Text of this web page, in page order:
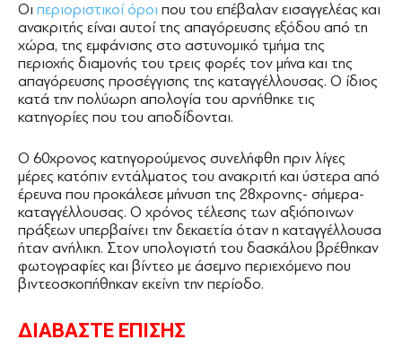
Οι περιοριστικοί όροι που του επέβαλαν εισαγγελέας και
ανακριτής είναι αυτοί της απαγόρευσης εξόδου από τη
χώρα, της εμφάνισης στο αστυνομικό τμήμα της
περιοχής διαμονής του τρεις φορές τον μήνα και της
απαγόρευσης προσέγγισης της καταγγέλλουσας. Ο ίδιος
κατά την πολύωρη απολογία του αρνήθηκε τις
κατηγορίες που του αποδίδονται.
Ο 60χρονος κατηγορούμενος συνελήφθη πριν λίγες
μέρες κατόπιν εντάλματος του ανακριτή και ύστερα από
έρευνα που προκάλεσε μήνυση της 28χρονης- σήμερα-
καταγγέλλουσας. Ο χρόνος τέλεσης των αξιόποινων
πράξεων υπερβαίνει την δεκαετία όταν η καταγγέλλουσα
ήταν ανήλικη. Στον υπολογιστή του δασκάλου βρέθηκαν
φωτογραφίες και βίντεο με άσεμνο περιεχόμενο που
βιντεοσκοπήθηκαν εκείνη την περίοδο.
ΔΙΑΒΑΣΤΕ ΕΠΙΣΗΣ